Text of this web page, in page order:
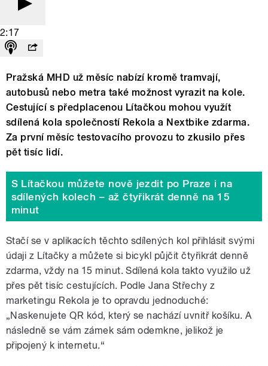
2:17
Pražská MHD už měsíc nabízí kromě tramvají,
autobusů nebo metra také možnost vyrazit na kole.
Cestující s předplacenou Lítačkou mohou využít
sdílená kola společností Rekola a Nextbike zdarma.
Za první měsíc testovacího provozu to zkusilo přes
pět tisíc lidí.
S Lítačkou můžete nově jezdit po Praze i na
sdílených kolech – až čtyřikrát denně na 15
minut
Stačí se v aplikacích těchto sdílených kol přihlásit svými
údaji z Lítačky a můžete si bicykl půjčit čtyřikrát denně
zdarma, vždy na 15 minut. Sdílená kola takto využilo už
přes pět tisíc cestujících. Podle Jana Střechy z
marketingu Rekola je to opravdu jednoduché:
„Naskenujete QR kód, který se nachází uvnitř košíku. A
následně se vám zámek sám odemkne, jelikož je
připojený k internetu.“